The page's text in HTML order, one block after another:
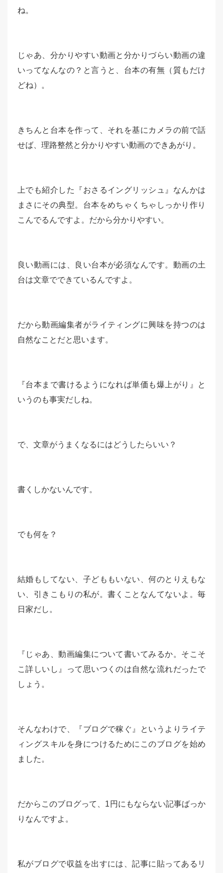
ね。
じゃあ、分かりやすい動画と分かりづらい動画の違
いってなんなの？と言うと、台本の有無（質もだけ
どね）。
きちんと台本を作って、それを基にカメラの前で話
せば、理路整然と分かりやすい動画のできあがり。
上でも紹介した『おさるイングリッシュ』なんかは
まさにその典型。台本をめちゃくちゃしっかり作り
こんでるんですよ。だから分かりやすい。
良い動画には、良い台本が必須なんです。動画の土
台は文章でできているんですよ。
だから動画編集者がライティングに興味を持つのは
自然なことだと思います。
『台本まで書けるようになれば単価も爆上がり』と
いうのも事実だしね。
で、文章がうまくなるにはどうしたらいい？
書くしかないんです。
でも何を？
結婚もしてない、子どももいない、何のとりえもな
い、引きこもりの私が。書くことなんてないよ。毎
日家だし。
『じゃあ、動画編集について書いてみるか。そこそ
こ詳しいし』って思いつくのは自然な流れだったで
しょう。
そんなわけで、『ブログで稼ぐ』というよりライテ
ィングスキルを身につけるためにこのブログを始め
ました。
だからこのブログって、1円にもならない記事ばっか
りなんですよ。
私がブログで収益を出すには、記事に貼ってあるリ